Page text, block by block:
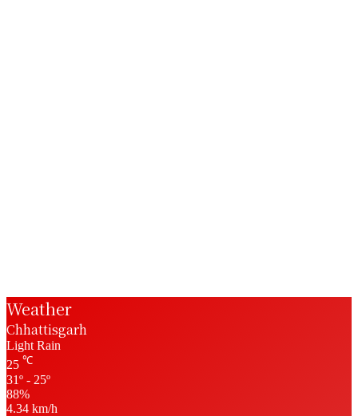
Weather
Chhattisgarh
Light Rain
25 ℃
31º - 25º
88%
4.34 km/h